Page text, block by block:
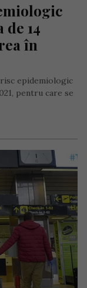
14
în
epidemiologic
pentru care se